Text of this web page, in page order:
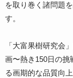
を取り巻く諸問題
す。
「大富果樹研究会
画〜熱き150日の挑
る画期的な品質向